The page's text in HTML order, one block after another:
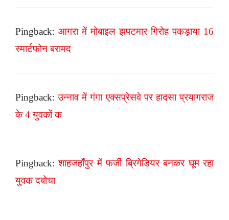
Pingback:आगरा में मोबाइल झपटमार गिरोह पकड़ाया 16
स्मार्टफोन बरामद
Pingback:उन्नाव में गंगा एक्सप्रेसवे पर हादसा प्रयागराज
के 4 युवकों क
Pingback:शाहजहाँपुर में फर्जी ब्रिगेडियर बनकर घूम रहा
युवक दबोचा